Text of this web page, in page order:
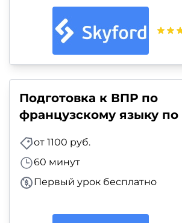
Подготовка к ВПР по
французскому языку по
от 1100 руб.
60 минут
Первый урок бесплатно